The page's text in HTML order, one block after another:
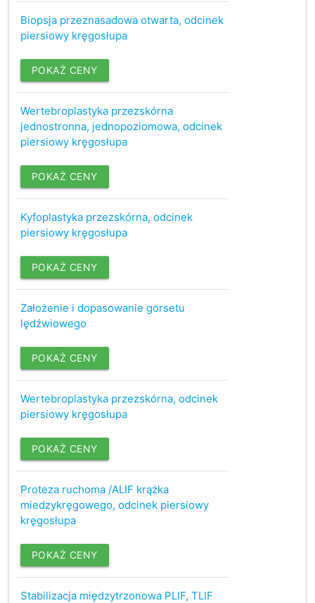
Biopsja przeznasadowa otwarta, odcinek
piersiowy kręgosłupa
POKAŻ CENY
Wertebroplastyka przezskórna
jednostronna, jednopoziomowa, odcinek
piersiowy kręgosłupa
POKAŻ CENY
Kyfoplastyka przezskórna, odcinek
piersiowy kręgosłupa
POKAŻ CENY
Założenie i dopasowanie gorsetu
lędźwiowego
POKAŻ CENY
Wertebroplastyka przezskórna, odcinek
piersiowy kręgosłupa
POKAŻ CENY
Proteza ruchoma /ALIF krążka
miedzykręgowego, odcinek piersiowy
kręgosłupa
POKAŻ CENY
Stabilizacja międzytrzonowa PLIF, TLIF